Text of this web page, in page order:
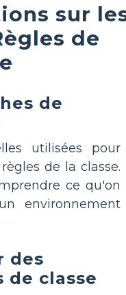
sur
de
de
utilisées pour
de la classe.
ce qu'on
environnement
des
de classe